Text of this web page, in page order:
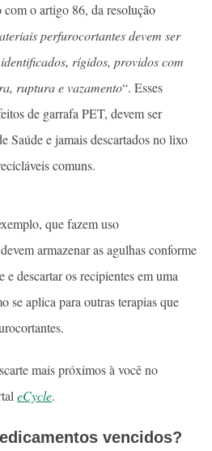
o artigo 86, da resolução
perfurocortantes devem ser
rígidos, providos com
ruptura e vazamento“. Esses
de garrafa PET, devem ser
Saúde e jamais descartados no lixo
comuns.
que fazem uso
armazenar as agulhas conforme
descartar os recipientes em uma
se aplica para outras terapias que
mais próximos à você no
eCycle.
vencidos?